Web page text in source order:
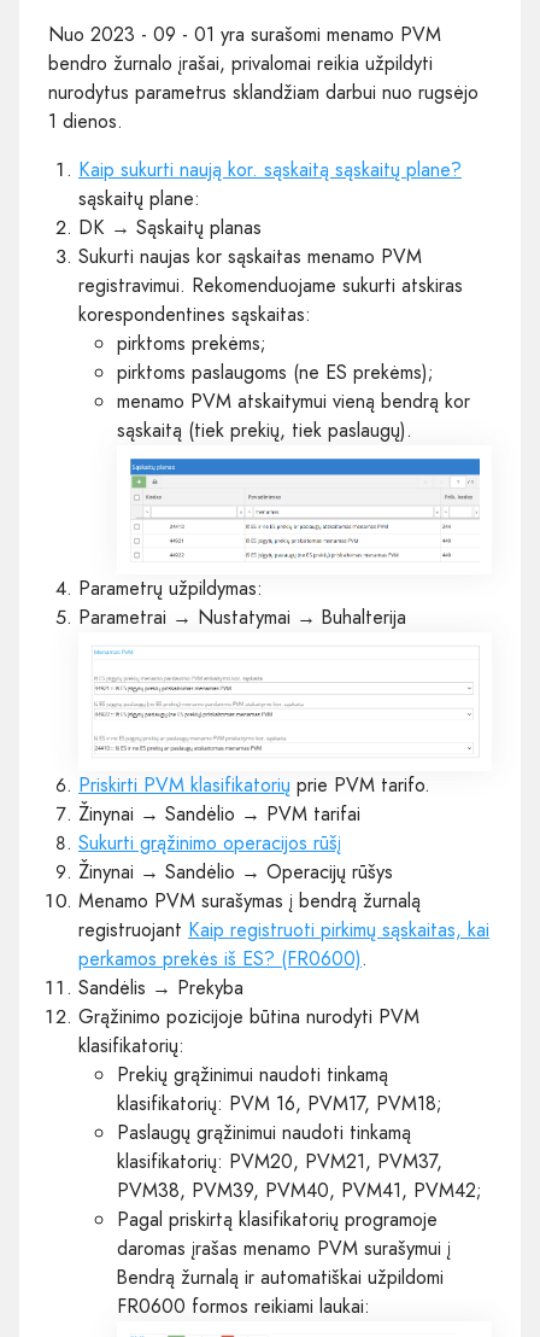
Nuo 2023 - 09 - 01 yra surašomi menamo PVM
bendro žurnalo įrašai, privalomai reikia užpildyti
nurodytus parametrus sklandžiam darbui nuo rugsėjo
1 dienos.
Kaip sukurti naują kor. sąskaitą sąskaitų plane?
sąskaitų plane:
DK → Sąskaitų planas
Sukurti naujas kor sąskaitas menamo PVM
registravimui. Rekomenduojame sukurti atskiras
korespondentines sąskaitas:
pirktoms prekėms;
pirktoms paslaugoms (ne ES prekėms);
menamo PVM atskaitymui vieną bendrą kor
sąskaitą (tiek prekių, tiek paslaugų).
Parametrų užpildymas:
Parametrai → Nustatymai → Buhalterija
Priskirti PVM klasifikatorių prie PVM tarifo.
Žinynai → Sandėlio → PVM tarifai
Sukurti grąžinimo operacijos rūšį
Žinynai → Sandėlio → Operacijų rūšys
Menamo PVM surašymas į bendrą žurnalą
registruojant Kaip registruoti pirkimų sąskaitas, kai
perkamos prekės iš ES? (FR0600).
Sandėlis → Prekyba
Grąžinimo pozicijoje būtina nurodyti PVM
klasifikatorių:
Prekių grąžinimui naudoti tinkamą
klasifikatorių: PVM 16, PVM17, PVM18;
Paslaugų grąžinimui naudoti tinkamą
klasifikatorių: PVM20, PVM21, PVM37,
PVM38, PVM39, PVM40, PVM41, PVM42;
Pagal priskirtą klasifikatorių programoje
daromas įrašas menamo PVM surašymui į
Bendrą žurnalą ir automatiškai užpildomi
FR0600 formos reikiami laukai: